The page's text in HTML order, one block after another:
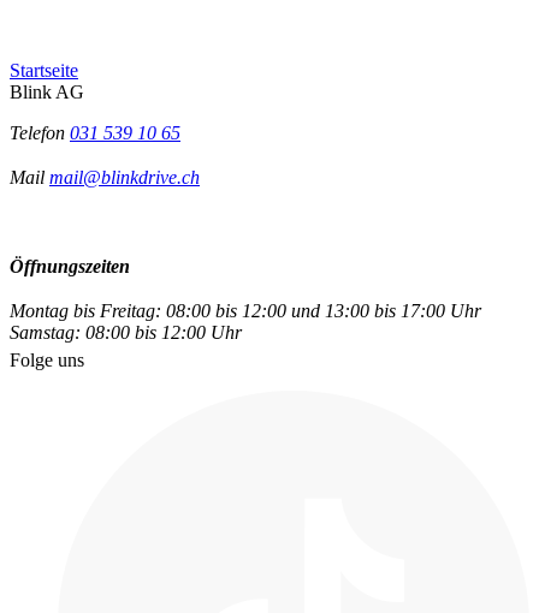
Startseite
Blink AG
Telefon 031 539 10 65
Mail mail@blinkdrive.ch
Öffnungszeiten
Montag bis Freitag: 08:00 bis 12:00 und 13:00 bis 17:00 Uhr
Samstag: 08:00 bis 12:00 Uhr
Folge uns